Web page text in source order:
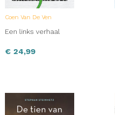
Coen Van De Ven
Een links verhaal
€ 24,99